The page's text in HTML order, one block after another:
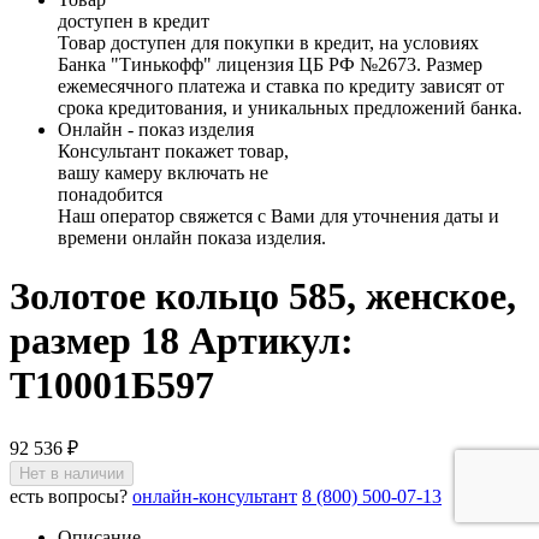
доступен в кредит
Товар доступен для покупки в кредит, на условиях
Банка "Тинькофф" лицензия ЦБ РФ №2673. Размер
ежемесячного платежа и ставка по кредиту зависят от
срока кредитования, и уникальных предложений банка.
Онлайн - показ изделия
Консультант покажет товар,
вашу камеру включать не
понадобится
Наш оператор свяжется с Вами для уточнения даты и
времени онлайн показа изделия.
Золотое кольцо 585, женское,
размер 18 Артикул:
Т10001Б597
92 536 ₽
Нет в наличии
есть вопросы? онлайн-консультант 8 (800) 500-07-13